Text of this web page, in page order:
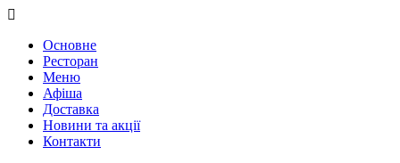
Основне
Ресторан
Меню
Афіша
Доставка
Новини та акції
Контакти